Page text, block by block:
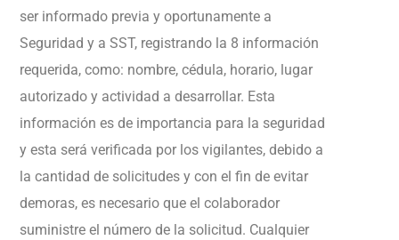
ser informado previa y oportunamente a
Seguridad y a SST, registrando la 8 información
requerida, como: nombre, cédula, horario, lugar
autorizado y actividad a desarrollar. Esta
información es de importancia para la seguridad
y esta será verificada por los vigilantes, debido a
la cantidad de solicitudes y con el fin de evitar
demoras, es necesario que el colaborador
suministre el número de la solicitud. Cualquier